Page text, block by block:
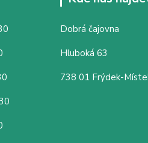
Dobrá čajovna
Hluboká 63
738 01 Frýdek-